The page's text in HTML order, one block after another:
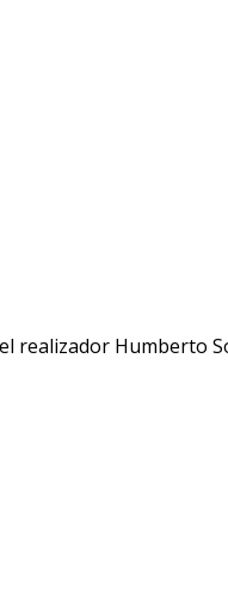
realizador Humberto